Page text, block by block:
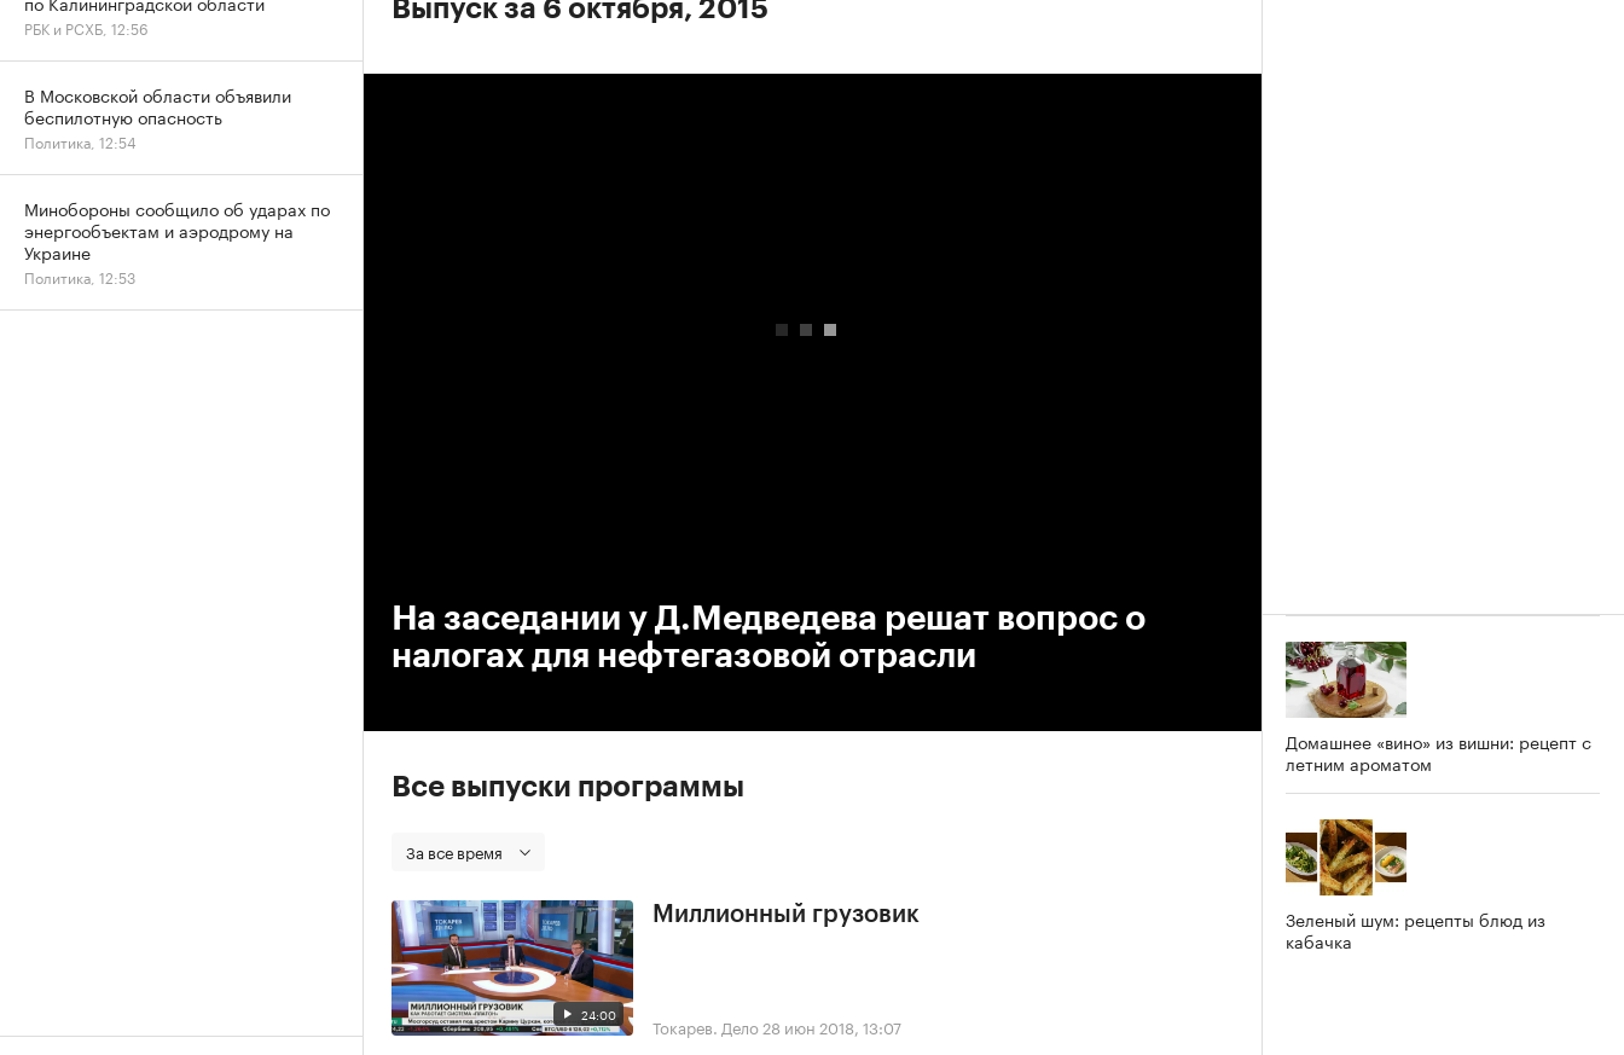
Выпуск за 6 октября, 2015
На заседании у Д.Медведева решат вопрос о
налогах для нефтегазовой отрасли
Все выпуски программы
За все время
24:00
Миллионный грузовик
Токарев. Дело 28 июн 2018, 13:07
Домашнее «вино» из вишни: рецепт с
летним ароматом
Зеленый шум: рецепты блюд из
кабачка
РБК и РСХБ, 12:56
В Московской области объявили
беспилотную опасность
Политика, 12:54
Минобороны сообщило об ударах по
энергообъектам и аэродрому на
Украине
Политика, 12:53